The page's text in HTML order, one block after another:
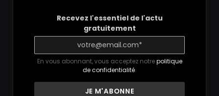
Recevez l'essentiel de l'actu
gratuitement
En vous abonnant, vous acceptez notrepolitique
de confidentialité.